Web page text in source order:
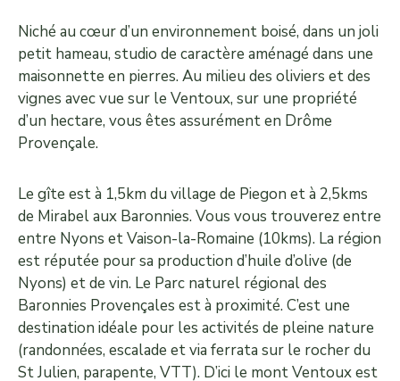
Niché au cœur d’un environnement boisé, dans un joli
petit hameau, studio de caractère aménagé dans une
maisonnette en pierres. Au milieu des oliviers et des
vignes avec vue sur le Ventoux, sur une propriété
d’un hectare, vous êtes assurément en Drôme
Provençale.
Le gîte est à 1,5km du village de Piegon et à 2,5kms
de Mirabel aux Baronnies. Vous vous trouverez entre
entre Nyons et Vaison-la-Romaine (10kms). La région
est réputée pour sa production d’huile d’olive (de
Nyons) et de vin. Le Parc naturel régional des
Baronnies Provençales est à proximité. C’est une
destination idéale pour les activités de pleine nature
(randonnées, escalade et via ferrata sur le rocher du
St Julien, parapente, VTT). D’ici le mont Ventoux est